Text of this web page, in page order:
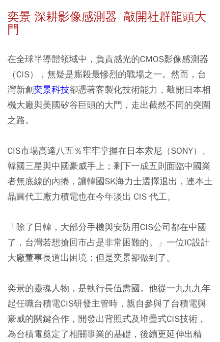
奕景 深耕影像感測器 敲開社群龍頭大
門
在全球半導體領域中，負責感光的CMOS影像感測器
（CIS），無疑是廝殺最慘烈的戰場之一。然而，台
灣新創奕景科技卻憑著客製化技術能力，敲開日本相
機大廠與美國矽谷巨頭的大門，走出截然不同的突圍
之路。
CIS市場高達八五％牢牢掌握在日本索尼（SONY）、
韓國三星與中國豪威手上；剩下一成五則面臨中國業
者無底線的內捲，讓韓國SK海力士選擇退出，連本土
晶圓代工廠力積電也在今年淡出 CIS 代工。
「除了日韓，大部分手機與安防用CIS公司都在中國
了，台灣若想搶回市占是非常困難的。」一位IC設計
大廠董事長道出困境；但是奕景卻做到了。
奕景的靈魂人物，是執行長伍壽國。他從一九九九年
起任職台積電CIS研發主管時，親自參與了台積電與
豪威的關鍵合作，開發出背照式及堆疊式CIS技術，
為台積電奠定了相關事業的基礎，後續更延伸出精